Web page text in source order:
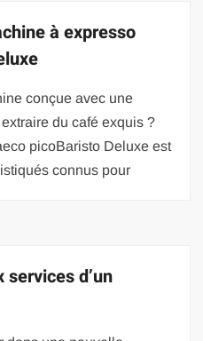
à expresso
conçue avec une
du café exquis ?
picoBaristo Deluxe est
connus pour
d’un